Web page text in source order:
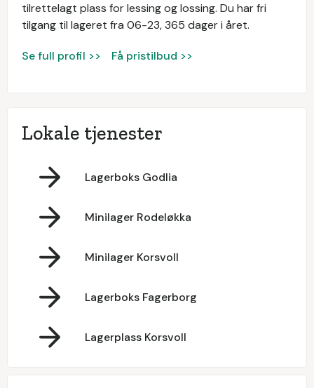
tilrettelagt plass for lessing og lossing. Du har fri
tilgang til lageret fra 06-23, 365 dager i året.
Se full profil >> Få pristilbud >>
Lokale tjenester
Lagerboks Godlia
Minilager Rodeløkka
Minilager Korsvoll
Lagerboks Fagerborg
Lagerplass Korsvoll